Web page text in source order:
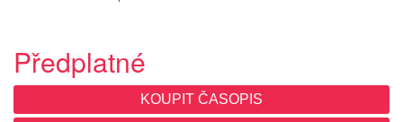
Předplatné
KOUPIT ČASOPIS